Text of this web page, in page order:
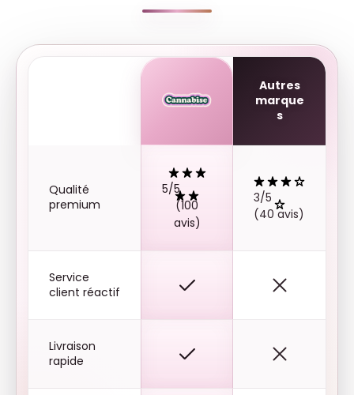
Autres
marque
s
Qualité
premium
5/5
(100
avis)
3/5
(40 avis)
Service
client réactif
Livraison
rapide